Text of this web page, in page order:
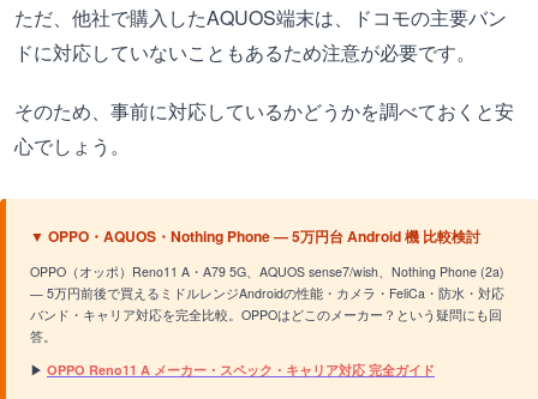
ただ、他社で購入したAQUOS端末は、ドコモの主要バン
ドに対応していないこともあるため注意が必要です。
そのため、事前に対応しているかどうかを調べておくと安
心でしょう。
▼ OPPO・AQUOS・Nothing Phone — 5万円台 Android 機 比較検討
OPPO（オッポ）Reno11 A・A79 5G、AQUOS sense7/wish、Nothing Phone (2a)
— 5万円前後で買えるミドルレンジAndroidの性能・カメラ・FeliCa・防水・対応
バンド・キャリア対応を完全比較。OPPOはどこのメーカー？という疑問にも回
答。
▶ OPPO Reno11 A メーカー・スペック・キャリア対応 完全ガイド